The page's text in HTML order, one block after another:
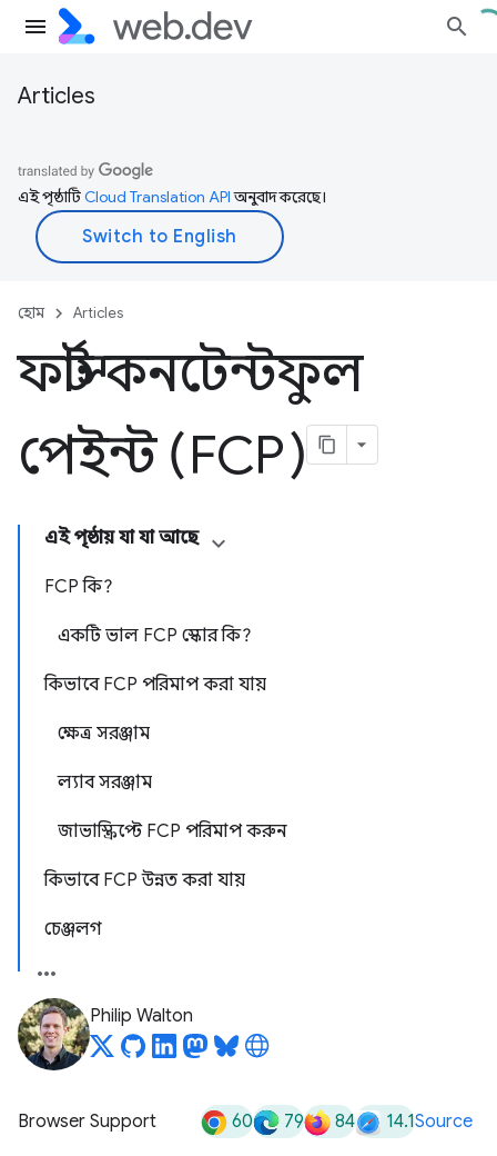
Articles
এই পৃষ্ঠাটিCloud Translation APIঅনুবাদ করেছে।
হোম Articles
ফার্স্ট কনটেন্টফুল
পেইন্ট (FCP)
এই পৃষ্ঠায় যা যা আছে
FCP কি?
একটি ভাল FCP স্কোর কি?
কিভাবে FCP পরিমাপ করা যায়
ক্ষেত্র সরঞ্জাম
ল্যাব সরঞ্জাম
জাভাস্ক্রিপ্টে FCP পরিমাপ করুন
কিভাবে FCP উন্নত করা যায়
চেঞ্জলগ
Philip Walton
Browser Support 60 79 84 14.1Source